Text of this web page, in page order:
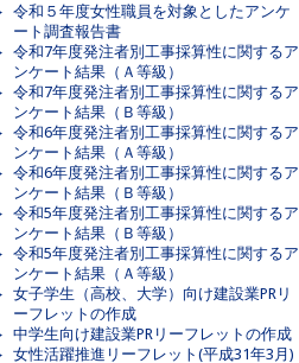
令和５年度女性職員を対象としたアンケ
ート調査報告書
令和7年度発注者別工事採算性に関するア
ンケート結果（Ａ等級）
令和7年度発注者別工事採算性に関するア
ンケート結果（Ｂ等級）
令和6年度発注者別工事採算性に関するア
ンケート結果（Ａ等級）
令和6年度発注者別工事採算性に関するア
ンケート結果（Ｂ等級）
令和5年度発注者別工事採算性に関するア
ンケート結果（Ｂ等級）
令和5年度発注者別工事採算性に関するア
ンケート結果（Ａ等級）
女子学生（高校、大学）向け建設業PRリ
ーフレットの作成
中学生向け建設業PRリーフレットの作成
女性活躍推進リーフレット(平成31年3月)